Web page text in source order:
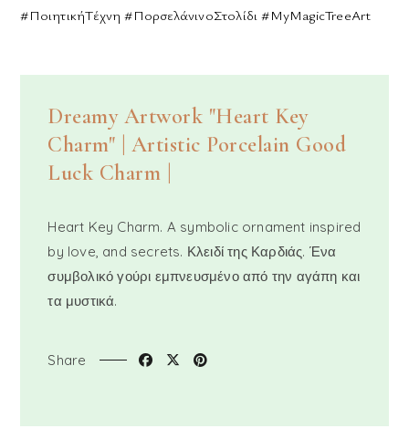
#ΠοιητικήΤέχνη #ΠορσελάνινοΣτολίδι #MyMagicTreeArt
Dreamy Artwork "Heart Key
Charm" | Artistic Porcelain Good
Luck Charm |
Heart Key Charm. A symbolic ornament inspired
by love, and secrets. Κλειδί της Καρδιάς. Ένα
συμβολικό γούρι εμπνευσμένο από την αγάπη και
τα μυστικά.
Share